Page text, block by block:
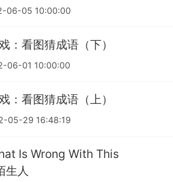
06-05 10:00:00
：看图猜成语（下）
06-01 10:00:00
：看图猜成语（上）
05-29 16:48:19
Is Wrong With This
生人